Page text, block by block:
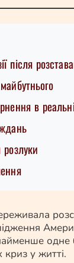
після
в
одне
у житті.